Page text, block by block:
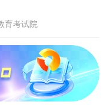
育考试院